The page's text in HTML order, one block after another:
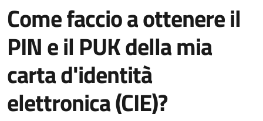
Come faccio a ottenere il
PIN e il PUK della mia
carta d'identità
elettronica (CIE)?